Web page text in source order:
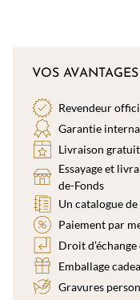
VOS AVANTAGES
Revendeur
Garantie
Livraison
Essayage et
de-Fonds
Un catalogue
Paiement par
Droit
Emballage
Gravures